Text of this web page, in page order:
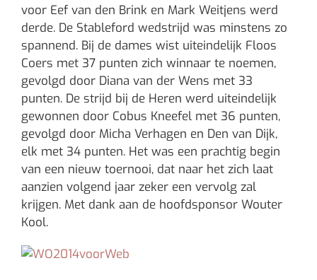
voor Eef van den Brink en Mark Weitjens werd
derde. De Stableford wedstrijd was minstens zo
spannend. Bij de dames wist uiteindelijk Floos
Coers met 37 punten zich winnaar te noemen,
gevolgd door Diana van der Wens met 33
punten. De strijd bij de Heren werd uiteindelijk
gewonnen door Cobus Kneefel met 36 punten,
gevolgd door Micha Verhagen en Den van Dijk,
elk met 34 punten. Het was een prachtig begin
van een nieuw toernooi, dat naar het zich laat
aanzien volgend jaar zeker een vervolg zal
krijgen. Met dank aan de hoofdsponsor Wouter
Kool.